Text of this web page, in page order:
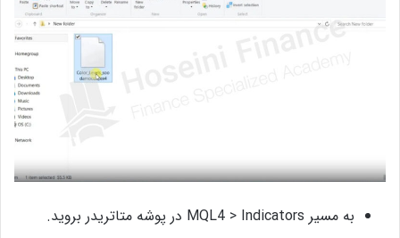
به مسیر MQL4 > Indicators در پوشه متاتریدر بروید.